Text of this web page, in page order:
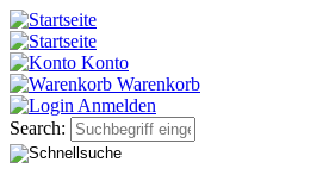
Konto
Warenkorb
Anmelden
Search: